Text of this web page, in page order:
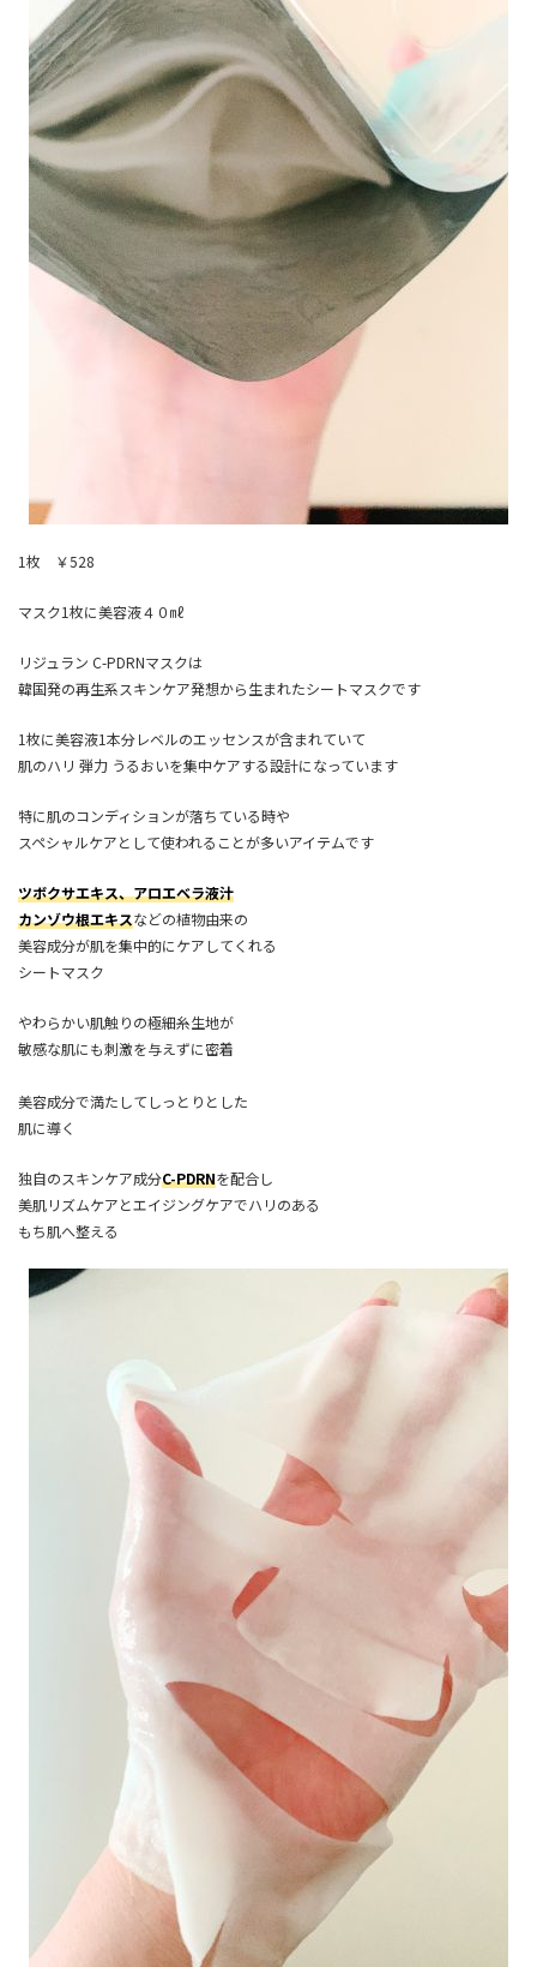
1枚 ￥528
マスク1枚に美容液４０㎖
リジュラン C-PDRNマスクは
韓国発の再生系スキンケア発想から生まれたシートマスクです
1枚に美容液1本分レベルのエッセンスが含まれていて
肌のハリ 弾力 うるおいを集中ケアする設計になっています
特に肌のコンディションが落ちている時や
スペシャルケアとして使われることが多いアイテムです
ツボクサエキス、アロエベラ液汁
カンゾウ根エキスなどの植物由来の
美容成分が肌を集中的にケアしてくれる
シートマスク
やわらかい肌触りの極細糸生地が
敏感な肌にも刺激を与えずに密着
美容成分で満たしてしっとりとした
肌に導く
独自のスキンケア成分C-PDRNを配合し
美肌リズムケアとエイジングケアでハリのある
もち肌へ整える